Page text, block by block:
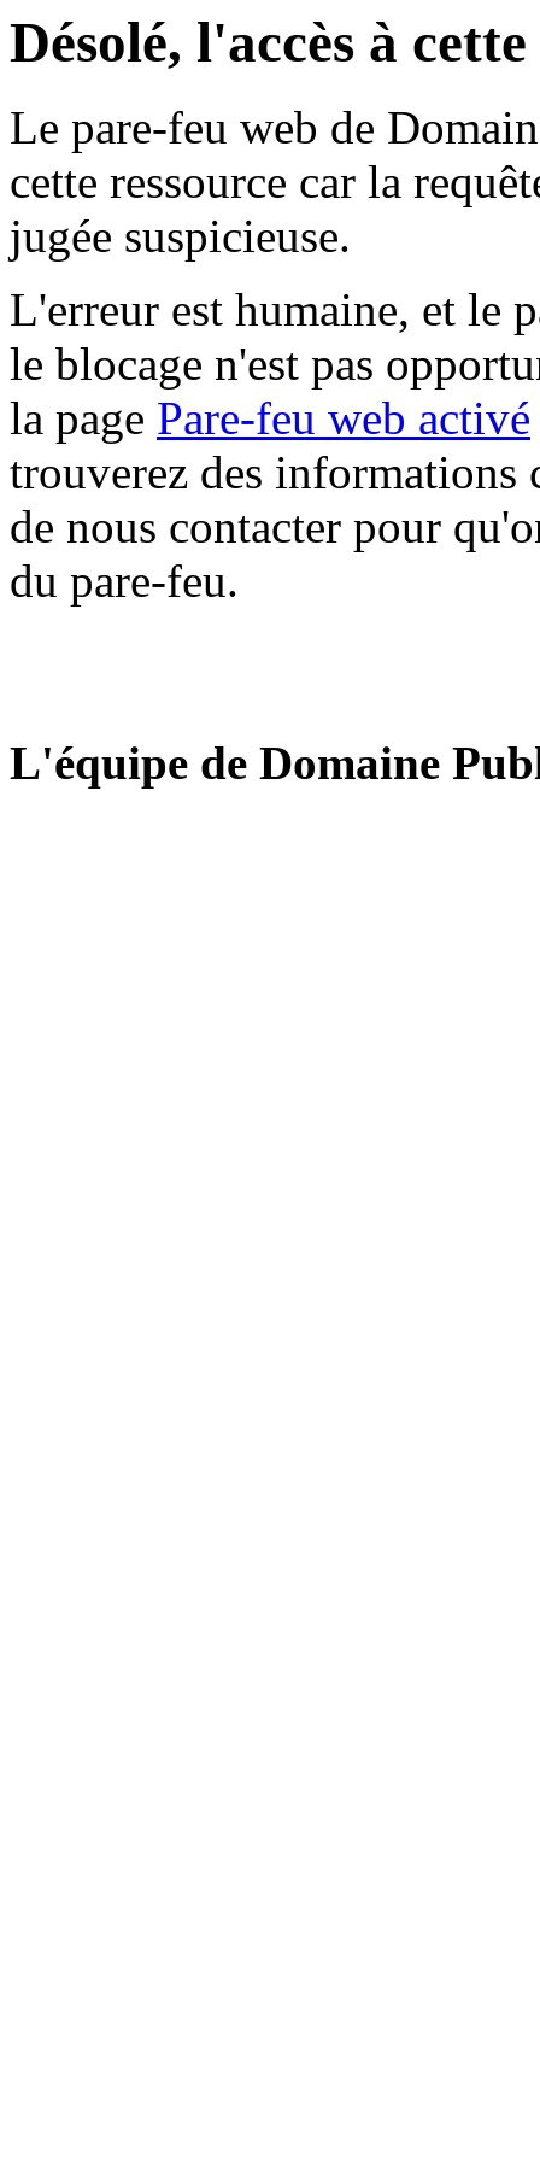
Désolé, l'accès à
Le pare-feu web de
cette ressource car la
jugée suspicieuse.
L'erreur est humaine, et le
le blocage n'est pas
la page Pare-feu web activé
trouverez des informations
de nous contacter pour
du pare-feu.
L'équipe de Domaine